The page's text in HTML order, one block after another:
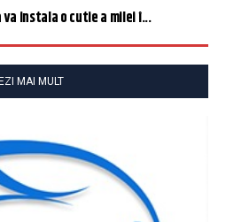
instala o cutie a milei î...
MAI MULT